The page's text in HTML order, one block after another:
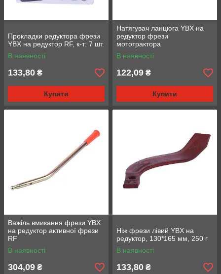
Прокладки редуктора фрези
YBX на редуктор RF, к-т: 7 шт.
В наявності
133,80 ₴
Купити
Натягувач ланцюга YBX на
редуктор фрези
мототрактора
В наявності
122,09 ₴
Купити
Важіль вмикання фрези YBX
на редуктор активної фрези
RF
В наявності
304,09 ₴
Ніж фрези лівий YBX на
редуктор, 130*165 мм, 250 г
В наявності
133,80 ₴